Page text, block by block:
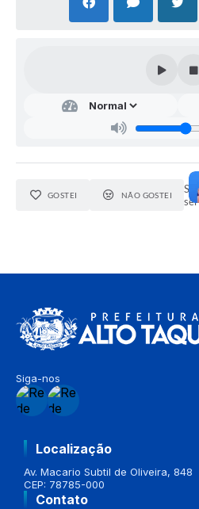
GOSTEI NÃO GOSTEI
Siga-nos
Localização
Av. Macario Subtil de Oliveira, 848
CEP: 78785-000
Contato